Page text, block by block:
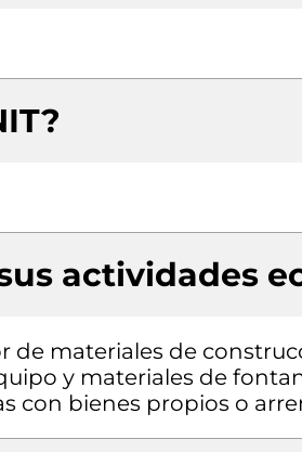
actividades
de materiales de
y materiales de
con bienes propios o